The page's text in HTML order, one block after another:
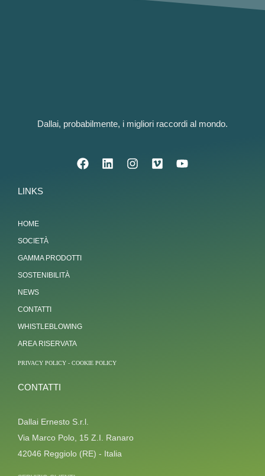
Dallai, probabilmente, i migliori raccordi al mondo.
LINKS
HOME
SOCIETÀ
GAMMA PRODOTTI
SOSTENIBILITÀ
NEWS
CONTATTI
WHISTLEBLOWING
AREA RISERVATA
PRIVACY POLICY - COOKIE POLICY
CONTATTI
Dallai Ernesto S.r.l.
Via Marco Polo, 15 Z.I. Ranaro
42046 Reggiolo (RE) - Italia